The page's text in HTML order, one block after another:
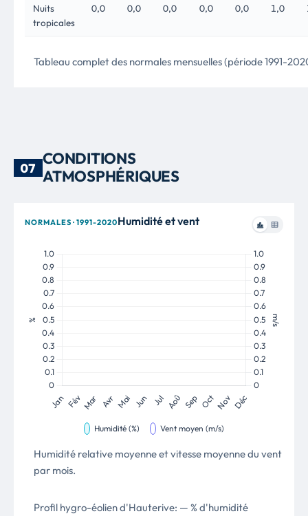
Nuits
tropicales
0,0 0,0 0,0 0,0 0,0 1,0
Tableau complet des normales mensuelles (période 1991-
07
CONDITIONS
ATMOSPHÉRIQUES
NORMALES · 1991-2020Humidité et vent
Humidité relative moyenne et vitesse moyenne du vent
par mois.
Profil hygro-éolien d'Hauterive: — % d'humidité